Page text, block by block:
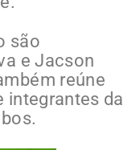
são
e Jacson
reúne
integrantes da